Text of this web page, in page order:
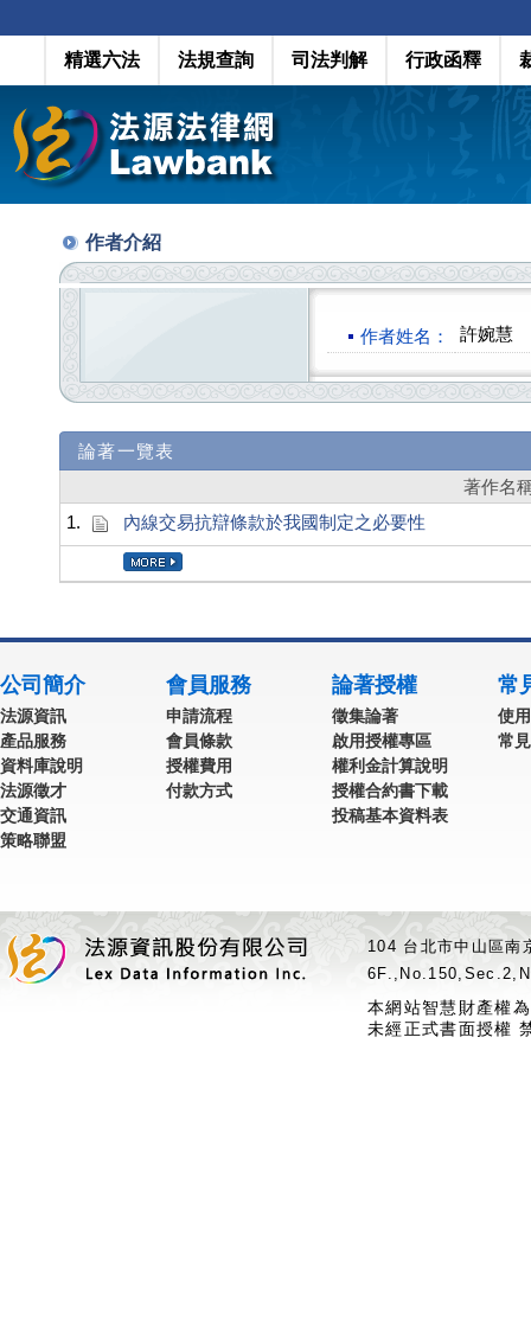
精選六法 法規查詢 司法判解 行政函釋
作者介紹
作者姓名： 許婉慧
論著一覽表
著作名
1.
內線交易抗辯條款於我國制定之必要性
公司簡介
法源資訊
產品服務
資料庫說明
法源徵才
交通資訊
策略聯盟
會員服務
申請流程
會員條款
授權費用
付款方式
論著授權
徵集論著
啟用授權專區
權利金計算說明
授權合約書下載
投稿基本資料表
常
使
常
104 台北市中山區
本網站智慧財產權
未經正式書面授權